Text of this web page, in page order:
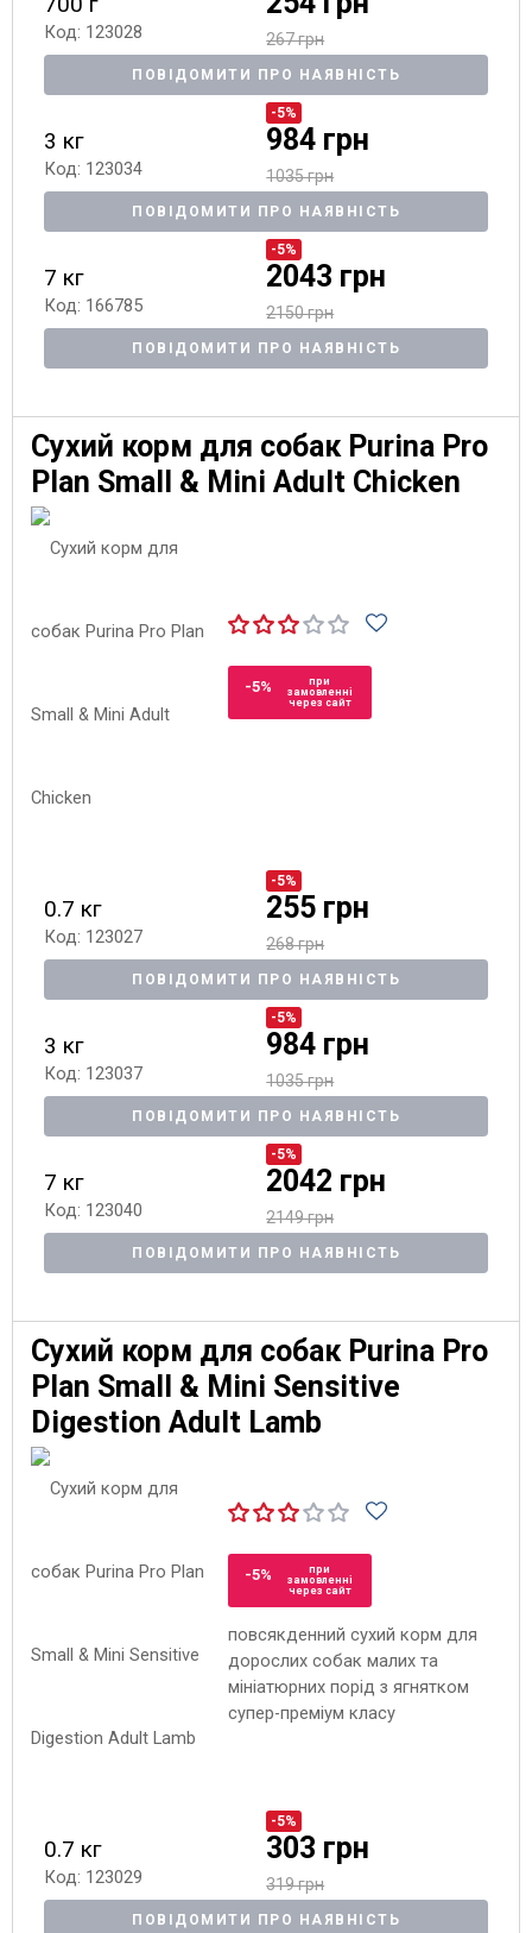
Код: 123028 267 грн
ПОВІДОМИТИ ПРО НАЯВНІСТЬ
3 кг
Код: 123034
-5%
984 грн
1035 грн
ПОВІДОМИТИ ПРО НАЯВНІСТЬ
7 кг
Код: 166785
-5%
2043 грн
2150 грн
ПОВІДОМИТИ ПРО НАЯВНІСТЬ
Сухий корм для собак Purina Pro
Plan Small & Mini Adult Chicken
-5%
при
замовленні
через сайт
0.7 кг
Код: 123027
-5%
255 грн
268 грн
ПОВІДОМИТИ ПРО НАЯВНІСТЬ
3 кг
Код: 123037
-5%
984 грн
1035 грн
ПОВІДОМИТИ ПРО НАЯВНІСТЬ
7 кг
Код: 123040
-5%
2042 грн
2149 грн
ПОВІДОМИТИ ПРО НАЯВНІСТЬ
Сухий корм для собак Purina Pro
Plan Small & Mini Sensitive
Digestion Adult Lamb
-5%
при
замовленні
через сайт
повсякденний сухий корм для
дорослих собак малих та
мініатюрних порід з ягнятком
супер-преміум класу
0.7 кг
Код: 123029
-5%
303 грн
319 грн
ПОВІДОМИТИ ПРО НАЯВНІСТЬ